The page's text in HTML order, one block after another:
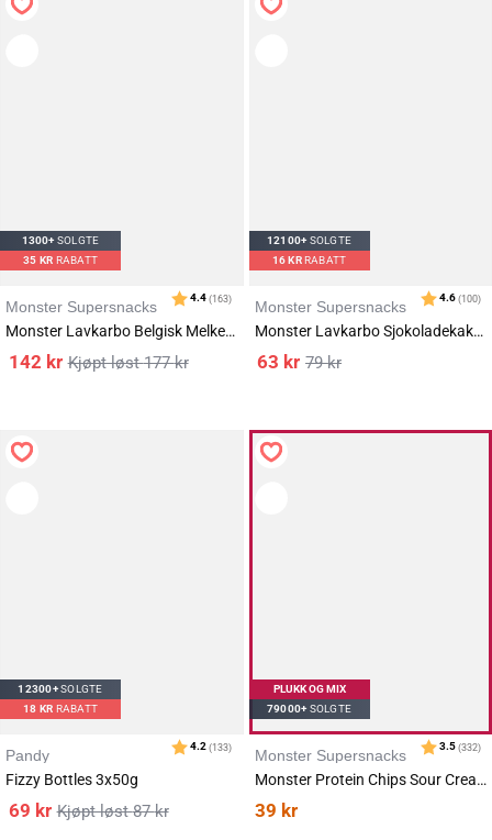
Karakter:
3.5 av 5 mulige
1300+SOLGTE
35 KR RABATT
Monster Supersnacks
Monster Lavkarbo Belgisk Melkesjokolade m/Lakrisrot 3x85g
177kr
142 kr
12100+SOLGTE
16 KRRABATT
Monster Supersnacks
Monster Lavkarbo Sjokoladekakemiks 322 g
79kr
63 kr
12300+SOLGTE
18 KR RABATT
Pandy
Fizzy Bottles 3x50g
87kr
69 kr
PLUKK OG MIX
79000+SOLGTE
Monster Supersnacks
Monster Protein Chips Sour Cream & Onion 50g
39 kr